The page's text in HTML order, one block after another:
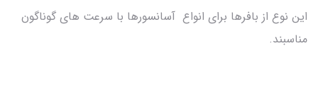
این نوع از بافرها برای انواع آسانسورها با سرعت های گوناگون
مناسبند.